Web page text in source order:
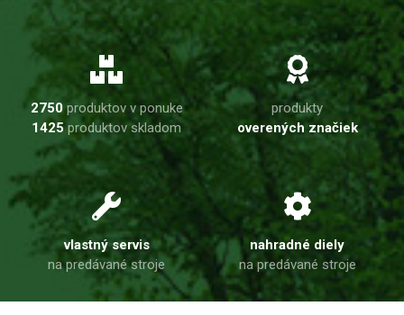
2750produktov v ponuke
1425produktov skladom
produkty
overených značiek
vlastný servis
na predávané stroje
nahradné diely
na predávané stroje